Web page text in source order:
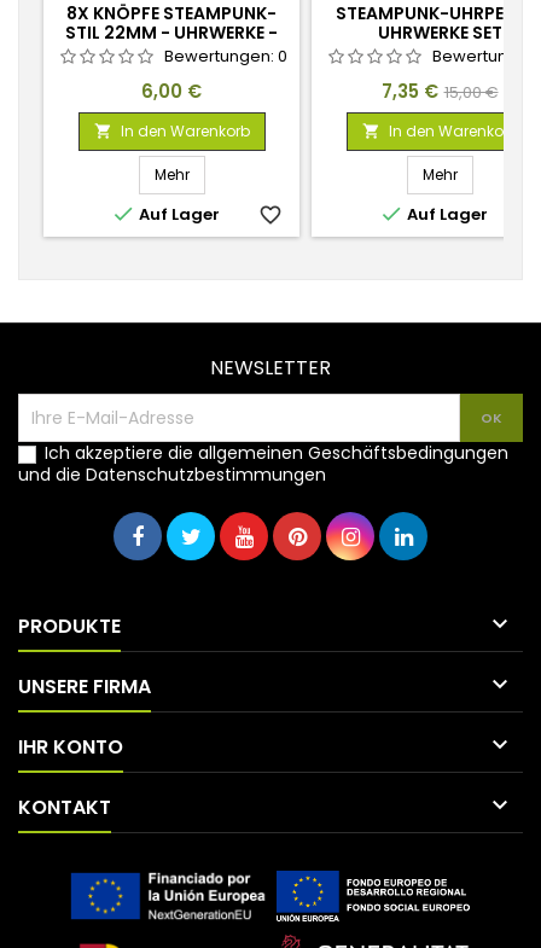
8X KNÖPFE STEAMPUNK-
STIL 22MM - UHRWERKE -
ANTIKE SILBERFARBEN
Bewertungen: 0
Preis
6,00 €
 In den Warenkorb
Mehr
 Auf Lager favorite_border
STEAMPUNK-
UHRWERKE SET
Preis
7,35 € 15,00 €
 In den Warenkorb
Mehr
 Auf Lager
NEWSLETTER
Ich akzeptiere die allgemeinen Geschäftsbedingungen
und die Datenschutzbestimmungen
PRODUKTE 
UNSERE FIRMA 
IHR KONTO 
KONTAKT 